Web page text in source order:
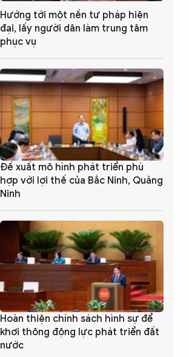
Hướng tới một nền tư pháp hiện
đại, lấy người dân làm trung tâm
phục vụ
Đề xuất mô hình phát triển phù
hợp với lợi thế của Bắc Ninh, Quảng
Ninh
Hoàn thiện chính sách hình sự để
khơi thông động lực phát triển đất
nước